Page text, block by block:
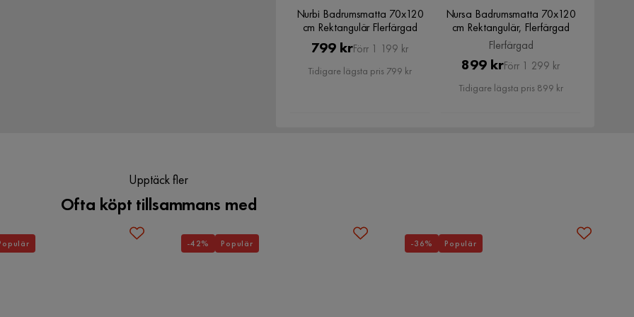
Nurbi Badrumsmatta 70x120
cm Rektangulär Flerfärgad
Pris
799 kr Original
Pris
Förr 1 199 kr
Tidigare lägsta pris 799 kr
Nursa Badrumsmatta 70x120
cm Rektangulär, Flerfärgad
Flerfärgad
Pris
899 kr Original
Pris
Förr 1 299 kr
Tidigare lägsta pris 899 kr
Upptäck fler
Ofta köpt tillsammans med
-42% Populär -36% Populär